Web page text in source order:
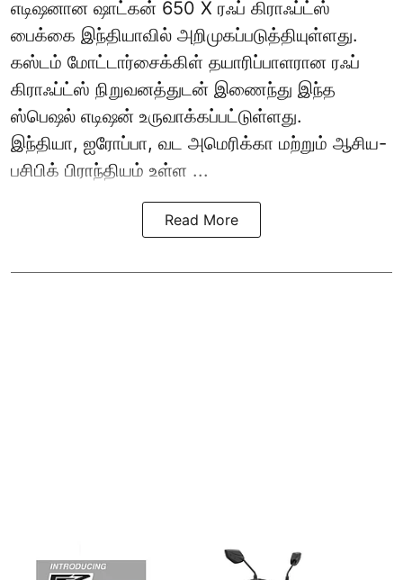
எடிஷனான ஷாட்கன் 650 X ரஃப் கிராஃப்ட்ஸ்
பைக்கை இந்தியாவில் அறிமுகப்படுத்தியுள்ளது.
கஸ்டம் மோட்டார்சைக்கிள் தயாரிப்பாளரான ரஃப்
கிராஃப்ட்ஸ் நிறுவனத்துடன் இணைந்து இந்த
ஸ்பெஷல் எடிஷன் உருவாக்கப்பட்டுள்ளது.
இந்தியா, ஐரோப்பா, வட அமெரிக்கா மற்றும் ஆசிய-
பசிபிக் பிராந்தியம் உள்ள ...
Read More